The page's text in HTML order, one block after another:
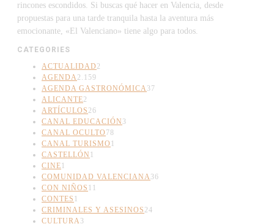
rincones escondidos. Si buscas qué hacer en Valencia, desde
propuestas para una tarde tranquila hasta la aventura más
emocionante, «El Valenciano» tiene algo para todos.
CATEGORIES
ACTUALIDAD 2
AGENDA2.159
AGENDA GASTRONÓMICA37
ALICANTE2
ARTÍCULOS 26
CANAL EDUCACIÓN 3
CANAL OCULTO 78
CANAL TURISMO 1
CASTELLÓN 1
CINE1
COMUNIDAD VALENCIANA36
CON NIÑOS 11
CONTES 1
CRIMINALES Y ASESINOS 24
CULTURA3